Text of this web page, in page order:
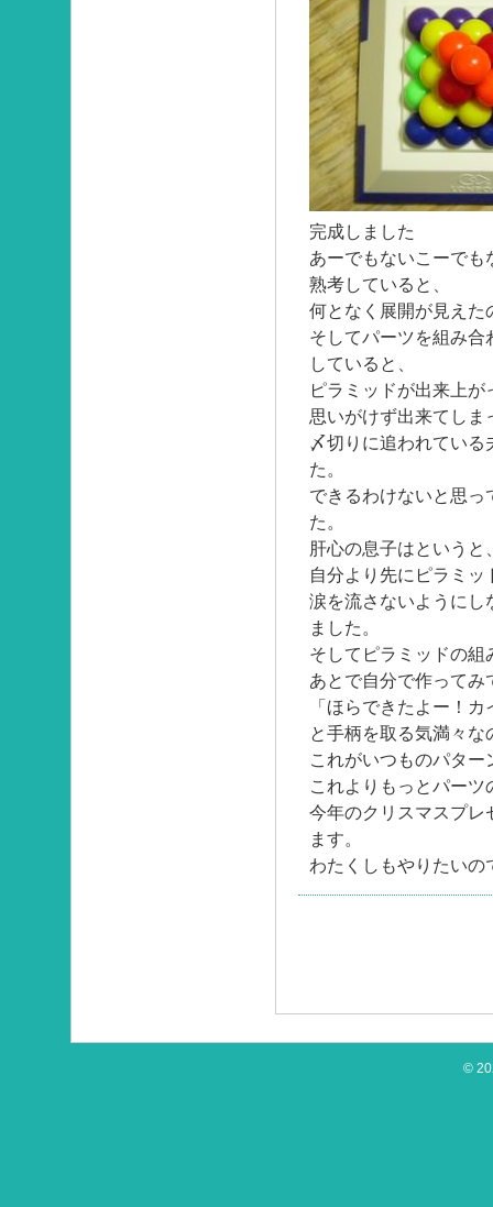
完成しました
あーでもないこーで
熟考していると、
何となく展開が見えた
そしてパーツを組み
していると、
ピラミッドが出来上が
思いがけず出来てし
〆切りに追われてい
た。
できるわけないと思
た。
肝心の息子はというと
自分より先にピラミ
涙を流さないようにし
ました。
そしてピラミッドの組
あとで自分で作ってみ
「ほらできたよー！
と手柄を取る気満々
これがいつものパター
これよりもっとパー
今年のクリスマスプレ
ます。
わたくしもやりたいの
©